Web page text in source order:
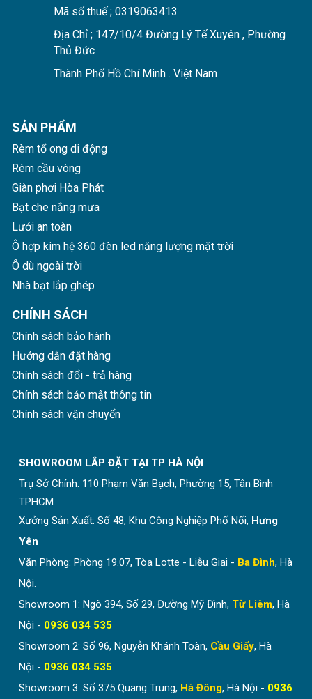
Mã số thuế ; 0319063413
Địa Chỉ ; 147/10/4 Đường Lý Tế Xuyên , Phường
Thủ Đức
Thành Phố Hồ Chí Minh . Việt Nam
SẢN PHẨM
Rèm tổ ong di động
Rèm cầu vòng
Giàn phơi Hòa Phát
Bạt che nắng mưa
Lưới an toàn
Ô hợp kim hệ 360 đèn led năng lượng mặt trời
Ô dù ngoài trời
Nhà bạt lắp ghép
CHÍNH SÁCH
Chính sách bảo hành
Hướng dẫn đặt hàng
Chính sách đổi - trả hàng
Chính sách bảo mật thông tin
Chính sách vận chuyển
SHOWROOM LẮP ĐẶT TẠI TP HÀ NỘI
Trụ Sở Chính: 110 Phạm Văn Bạch, Phường 15, Tân Bình
TPHCM
Xưởng Sản Xuất: Số 48, Khu Công Nghiệp Phố Nối, Hưng
Yên
Văn Phòng: Phòng 19.07, Tòa Lotte - Liễu Giai - Ba Đình, Hà
Nội.
Showroom 1: Ngõ 394, Số 29, Đường Mỹ Đình, Từ Liêm, Hà
Nội - 0936 034 535
Showroom 2: Số 96, Nguyễn Khánh Toàn, Cầu Giấy, Hà
Nội - 0936 034 535
Showroom 3: Số 375 Quang Trung, Hà Đông, Hà Nội - 0936